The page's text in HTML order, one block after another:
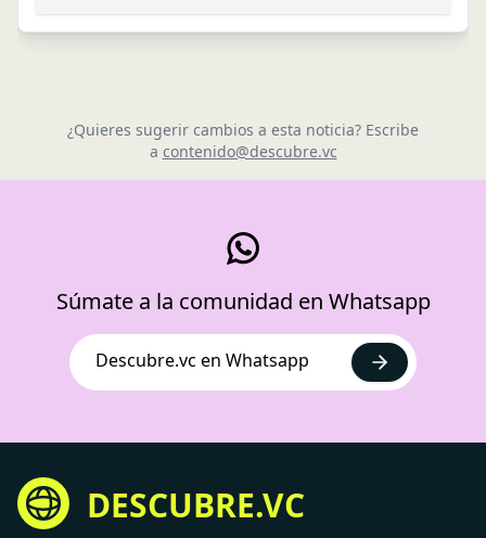
¿Quieres sugerir cambios a esta noticia? Escribe
a contenido@descubre.vc
Súmate a la comunidad en Whatsapp
Descubre.vc en Whatsapp
DESCUBRE.VC